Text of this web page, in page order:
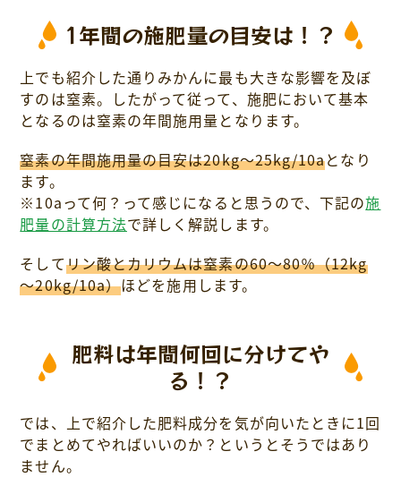
1年間の施肥量の目安は！？
上でも紹介した通りみかんに最も大きな影響を及ぼ
すのは窒素。したがって従って、施肥において基本
となるのは窒素の年間施用量となります。
窒素の年間施用量の目安は20kg～25kg/10aとなり
ます。
※10aって何？って感じになると思うので、下記の施
肥量の計算方法で詳しく解説します。
そしてリン酸とカリウムは窒素の60～80％（12kg
～20kg/10a）ほどを施用します。
肥料は年間何回に分けてや
る！？
では、上で紹介した肥料成分を気が向いたときに1回
でまとめてやればいいのか？というとそうではあり
ません。